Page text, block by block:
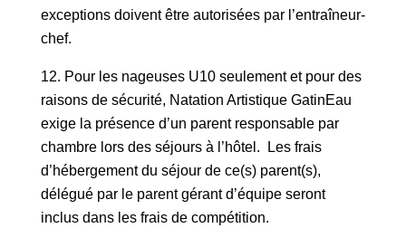
exceptions doivent être autorisées par l’entraîneur-
chef.
Pour les nageuses U10 seulement et pour des
raisons de sécurité, Natation Artistique GatinEau
exige la présence d’un parent responsable par
chambre lors des séjours à l’hôtel. Les frais
d’hébergement du séjour de ce(s) parent(s),
délégué par le parent gérant d’équipe seront
inclus dans les frais de compétition.